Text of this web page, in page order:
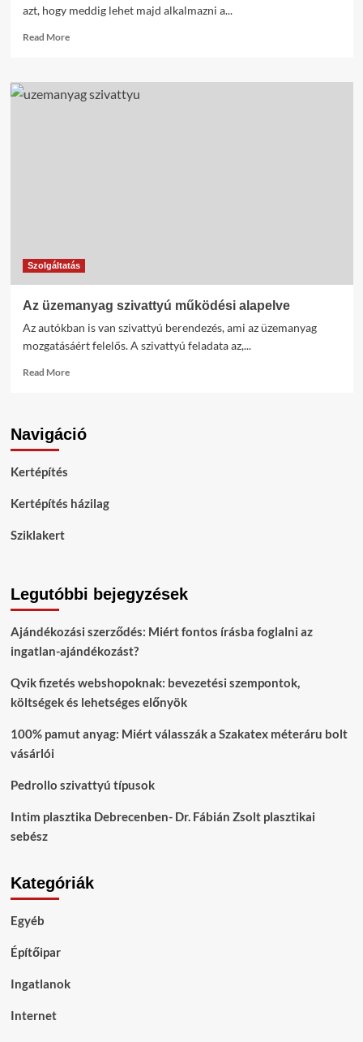
azt, hogy meddig lehet majd alkalmazni a...
Read MoreRead
Milyen
minőségű
Szolgáltatás
Az üzemanyag szivattyú működési alapelve
Az autókban is van szivattyú berendezés, ami az üzemanyag
mozgatásáért felelős. A szivattyú feladata az,...
Read MoreRead
üzemanyag
Navigáció
Kertépítés
Kertépítés házilag
Sziklakert
Legutóbbi bejegyzések
Ajándékozási szerződés: Miért fontos írásba foglalni az
ingatlan-ajándékozást?
Qvik fizetés webshopoknak: bevezetési szempontok,
költségek és lehetséges előnyök
100% pamut anyag: Miért válasszák a Szakatex méteráru bolt
vásárlói
Pedrollo szivattyú típusok
Intim plasztika Debrecenben- Dr. Fábián Zsolt plasztikai
sebész
Kategóriák
Egyéb
Építőipar
Ingatlanok
Internet